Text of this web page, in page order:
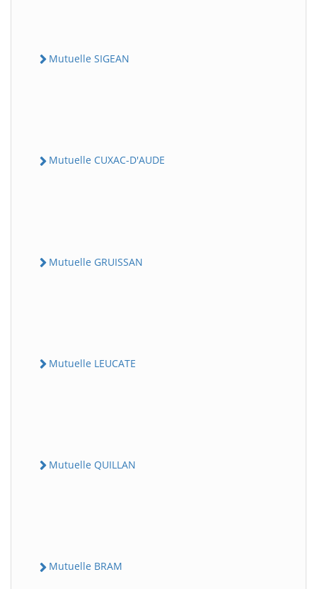
Mutuelle SIGEAN
Mutuelle CUXAC-D'AUDE
Mutuelle GRUISSAN
Mutuelle LEUCATE
Mutuelle QUILLAN
Mutuelle BRAM